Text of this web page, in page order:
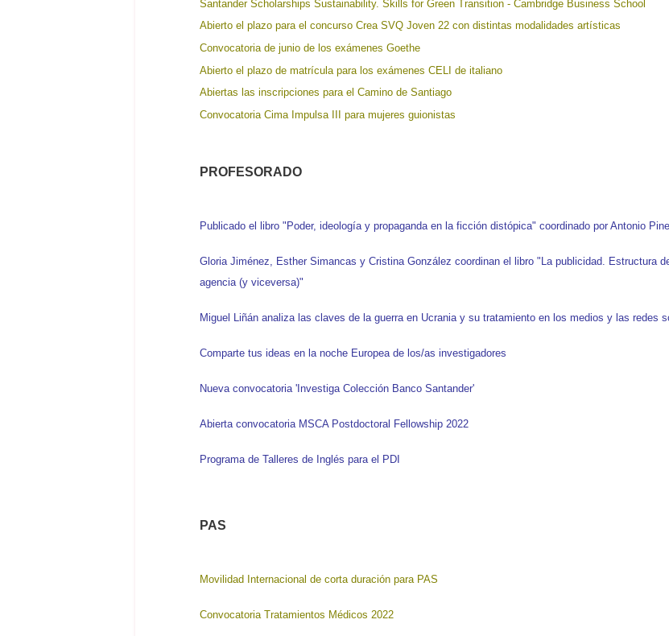
Santander Scholarships Sustainability. Skills for Green Transition - Cambridge Business School
Abierto el plazo para el concurso Crea SVQ Joven 22 con distintas modalidades artísticas
Convocatoria de junio de los exámenes Goethe
Abierto el plazo de matrícula para los exámenes CELI de italiano
Abiertas las inscripciones para el Camino de Santiago
Convocatoria Cima Impulsa III para mujeres guionistas
PROFESORADO
Publicado el libro "Poder, ideología y propaganda en la ficción distópica" coordinado por Antonio
Gloria Jiménez, Esther Simancas y Cristina González coordinan el libro "La publicidad. Estructura
agencia (y viceversa)"
Miguel Liñán analiza las claves de la guerra en Ucrania y su tratamiento en los medios y las redes
Comparte tus ideas en la noche Europea de los/as investigadores
Nueva convocatoria 'Investiga Colección Banco Santander'
Abierta convocatoria MSCA Postdoctoral Fellowship 2022
Programa de Talleres de Inglés para el PDI
PAS
Movilidad Internacional de corta duración para PAS
Convocatoria Tratamientos Médicos 2022